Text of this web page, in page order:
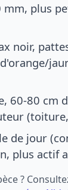
mm, plus
noir,
60-80 cm
de jour
plus actif
?